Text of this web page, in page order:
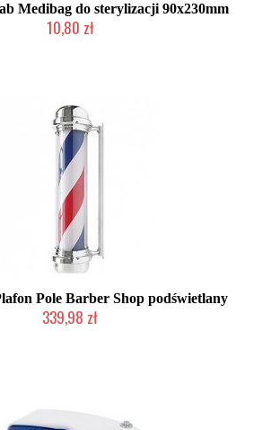
Medibag do sterylizacji 90x230mm
10,80 zł
Pole Barber Shop podświetlany
339,98 zł